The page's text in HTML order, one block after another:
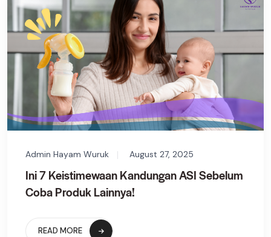
Admin Hayam Wuruk August 27, 2025
Ini 7 Keistimewaan Kandungan ASI Sebelum
Coba Produk Lainnya!
READ MORE